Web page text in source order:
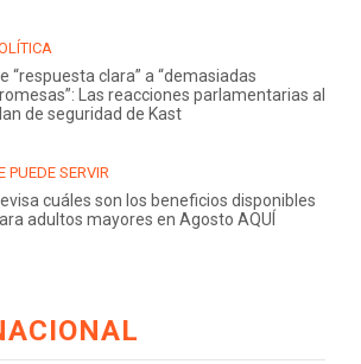
“respuesta clara” a “demasiadas
Las reacciones parlamentarias al
de seguridad de Kast
PUEDE SERVIR
cuáles son los beneficios disponibles
adultos mayores en Agosto AQUÍ